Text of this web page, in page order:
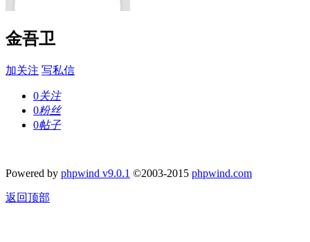
金吾卫
加关注 写私信
0关注
0粉丝
0帖子
Powered by phpwind v9.0.1 ©2003-2015 phpwind.com
返回顶部